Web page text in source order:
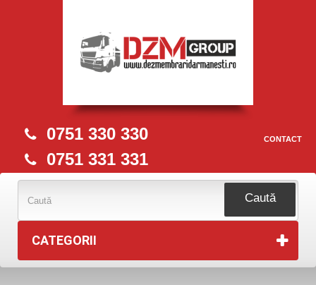
CONTACT
0751 330 330
0751 331 331
Caută
CATEGORII